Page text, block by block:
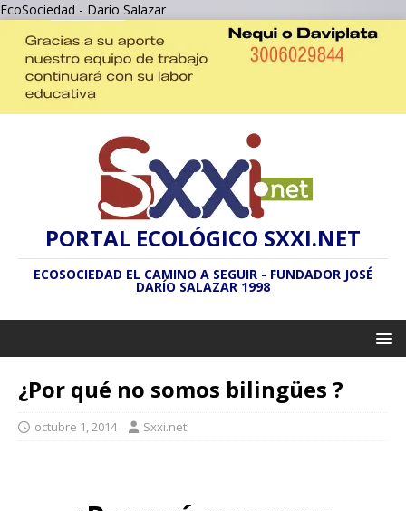
EcoSociedad - Dario Salazar
PORTAL ECOLÓGICO SXXI.NET
ECOSOCIEDAD EL CAMINO A SEGUIR - FUNDADOR JOSÉ
DARÍO SALAZAR 1998
¿Por qué no somos bilingües ?
octubre 1, 2014 Sxxi.net